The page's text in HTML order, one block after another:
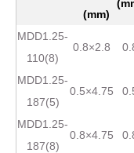
(mm)
MDD1.25-
110(8)
0.8×2.8
MDD1.25-
187(5)
0.5×4.75
MDD1.25-
187(8)
0.8×4.75